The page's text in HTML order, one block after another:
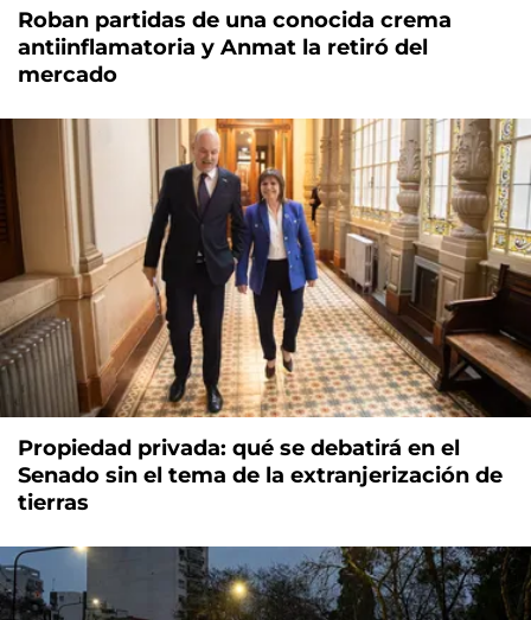
Roban partidas de una conocida crema
antiinflamatoria y Anmat la retiró del
mercado
Propiedad privada: qué se debatirá en el
Senado sin el tema de la extranjerización de
tierras